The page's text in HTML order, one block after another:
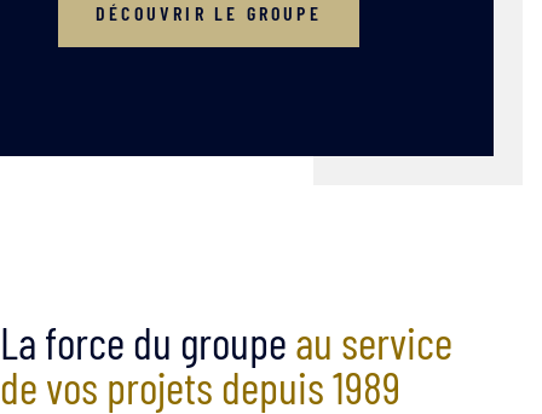
DÉCOUVRIR LE GROUPE
La force du groupe au service
de vos projets depuis 1989